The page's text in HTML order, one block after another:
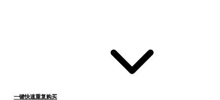
一键快速重复购买